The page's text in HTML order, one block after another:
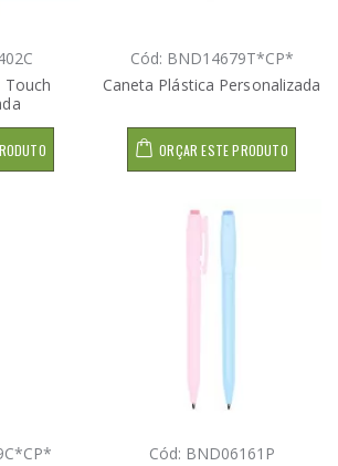
Touch
Cód: BND14679T*CP*
Caneta Plástica Personalizada
ORÇAR ESTE PRODUTO
Cód: BND06161P